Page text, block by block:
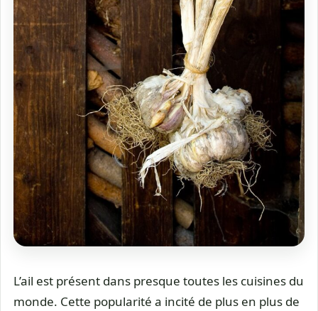
L’ail est présent dans presque toutes les cuisines du
monde. Cette popularité a incité de plus en plus de